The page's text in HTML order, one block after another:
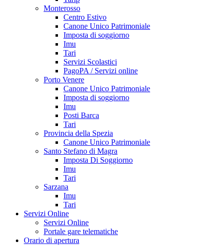
Monterosso
Centro Estivo
Canone Unico Patrimoniale
Imposta di soggiorno
Imu
Tari
Servizi Scolastici
PagoPA / Servizi online
Porto Venere
Canone Unico Patrimoniale
Imposta di soggiorno
Imu
Posti Barca
Tari
Provincia della Spezia
Canone Unico Patrimoniale
Santo Stefano di Magra
Imposta Di Soggiorno
Imu
Tari
Sarzana
Imu
Tari
Servizi Online
Servizi Online
Portale gare telematiche
Orario di apertura